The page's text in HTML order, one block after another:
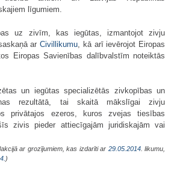
līgumiem.
uz zivīm, kas iegūtas, izmantojot zivju
ar Civillikumu , kā arī ievērojot Eiropas
Eiropas Savienības dalībvalstīm noteiktās
un iegūtas specializētās zivkopības un
rezultātā, tai skaitā mākslīgai zivju
privātajos ezeros, kuros zvejas tiesības
zivis pieder attiecīgajām juridiskajām vai
ar grozījumiem, kas izdarīti ar 29.05.2014. likumu,
)